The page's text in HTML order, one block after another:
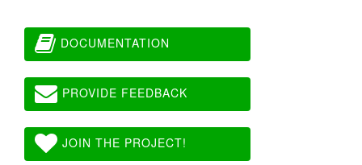
DOCUMENTATION
PROVIDE FEEDBACK
JOIN THE PROJECT!